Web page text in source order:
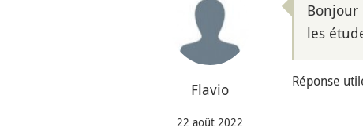
Flavio
22 août 2022
Bonjour
les
Réponse